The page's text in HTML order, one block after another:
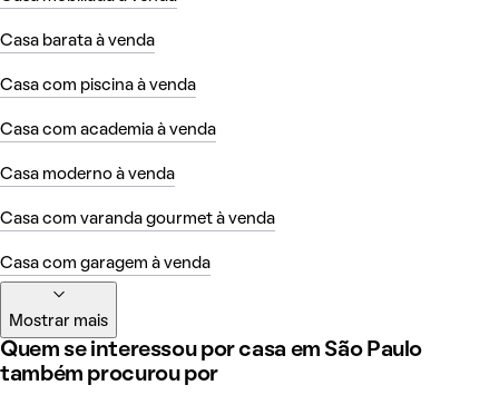
Casa barata à venda
Casa com piscina à venda
Casa com academia à venda
Casa moderno à venda
Casa com varanda gourmet à venda
Casa com garagem à venda
Mostrar mais
Quem se interessou por casa em São Paulo
também procurou por